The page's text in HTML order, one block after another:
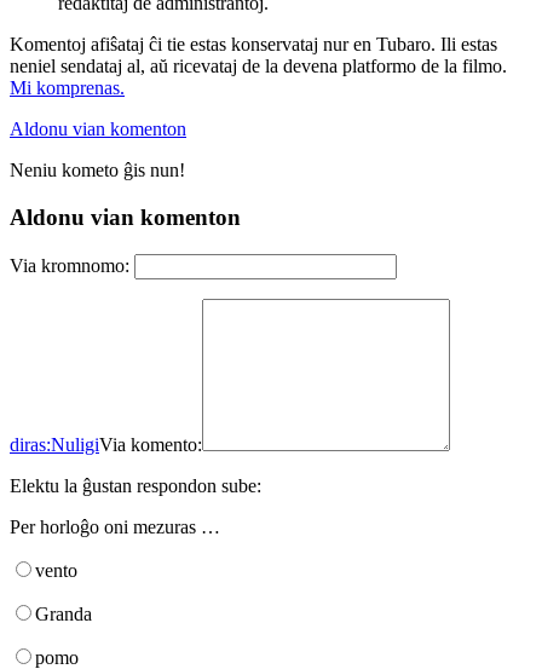
Komentoj afiŝataj ĉi tie estas konservataj nur en Tubaro. Ili estas
neniel sendataj al, aŭ ricevataj de la devena platformo de la filmo.
Mi komprenas.
Aldonu vian komenton
Neniu kometo ĝis nun!
Aldonu vian komenton
Via kromnomo:
diras:NuligiVia komento:
Elektu la ĝustan respondon sube:
Per horloĝo oni mezuras …
vento
Granda
pomo